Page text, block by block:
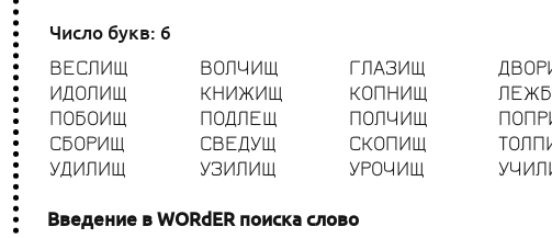
Число букв: 6
ВЕСЛИЩ
ВОЛЧИЩ ГЛАЗИЩ
ИДОЛИЩ
КНИЖИЩ КОПНИЩ
ПОБОИЩ
ПОДЛЕЩ ПОЛЧИЩ
СБОРИЩ
СВЕДУЩ СКОПИЩ
УДИЛИЩ
УЗИЛИЩ УРОЧИЩ
Введение в WORdER поиска слово